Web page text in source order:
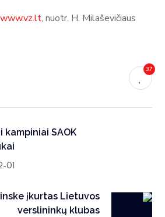
www.vz.lt, nuotr. H. Milaševičiaus
37
kampiniai SAOK
01
įkurtas Lietuvos
verslininkų klubas